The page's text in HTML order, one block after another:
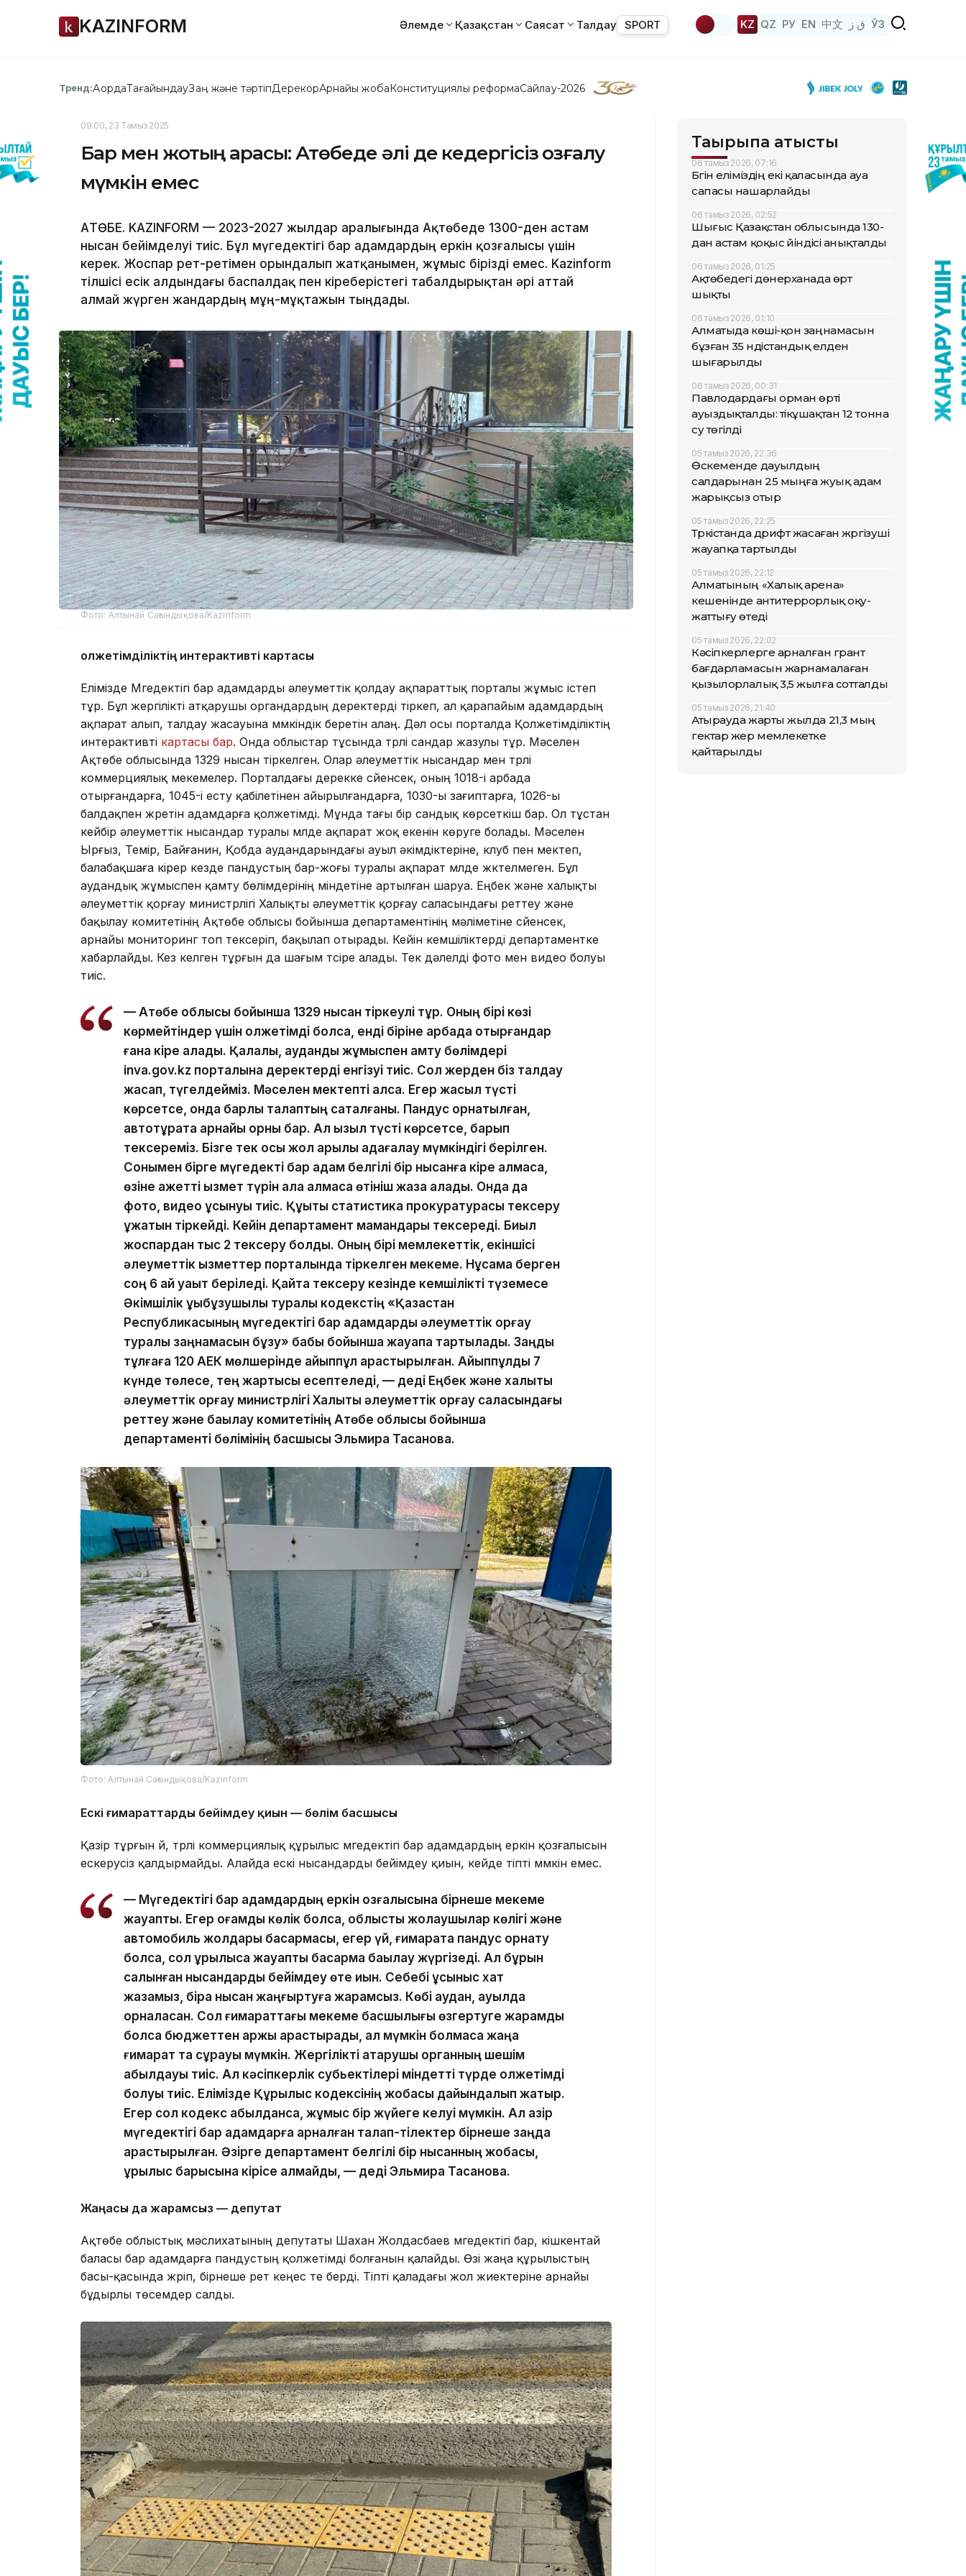
KAZINFORM Әлемде Қазақстан Саясат Талдау SPORT KZ QZ РУ EN 中文 ق ز ЎЗ
Тренд:АқордаТағайындауЗаң және тәртіпДерекқорАрнайы жобаКонституциялық реформаСайлау-2026
09:00, 23 Тамыз 2025
Бар мен жоқтың арасы: Ақтөбеде әлі де кедергісіз қозғалу
мүмкін емес
АҚТӨБЕ. KAZINFORM — 2023-2027 жылдар аралығында Ақтөбеде 1300-ден астам
нысан бейімделуі тиіс. Бұл мүгедектігі бар адамдардың еркін қозғалысы үшін
керек. Жоспар рет-ретімен орындалып жатқанымен, жұмыс бірізді емес. Kazinform
тілшісі есік алдындағы баспалдақ пен кіреберістегі табалдырықтан әрі аттай
алмай жүрген жандардың мұң-мұқтажын тыңдады.
Фото: Алтынай Сағындықова/Kazinform
Қолжетімділіктің интерактивті картасы
Елімізде Мүгедектігі бар адамдарды әлеуметтік қолдау ақпараттық порталы жұмыс істеп
тұр. Бұл жергілікті атқарушы органдардың деректерді тіркеп, ал қарапайым адамдардың
ақпарат алып, талдау жасауына мүмкіндік беретін алаң. Дәл осы порталда Қолжетімділіктің
интерактивті картасы бар. Онда облыстар тұсында түрлі сандар жазулы тұр. Мәселен
Ақтөбе облысында 1329 нысан тіркелген. Олар әлеуметтік нысандар мен түрлі
коммерциялық мекемелер. Порталдағы дерекке сүйенсек, оның 1018-і арбада
отырғандарға, 1045-і есту қабілетінен айырылғандарға, 1030-ы зағиптарға, 1026-ы
балдақпен жүретін адамдарға қолжетімді. Мұнда тағы бір сандық көрсеткіш бар. Ол тұстан
кейбір әлеуметтік нысандар туралы мүлде ақпарат жоқ екенін көруге болады. Мәселен
Ырғыз, Темір, Байғанин, Қобда аудандарындағы ауыл әкімдіктеріне, клуб пен мектеп,
балабақшаға кірер кезде пандустың бар-жоғы туралы ақпарат мүлде жүктелмеген. Бұл
аудандық жұмыспен қамту бөлімдерінің міндетіне артылған шаруа. Еңбек және халықты
әлеуметтік қорғау министрлігі Халықты әлеуметтік қорғау саласындағы реттеу және
бақылау комитетінің Ақтөбе облысы бойынша департаментінің мәліметіне сүйенсек,
арнайы мониторинг топ тексеріп, бақылап отырады. Кейін кемшіліктерді департаментке
хабарлайды. Кез келген тұрғын да шағым түсіре алады. Тек дәлелді фото мен видео болуы
тиіс.
— Ақтөбе облысы бойынша 1329 нысан тіркеулі тұр. Оның бірі көзі
көрмейтіндер үшін қолжетімді болса, енді біріне арбада отырғандар
ғана кіре алады. Қалалық, аудандық жұмыспен қамту бөлімдері
inva.gov.kz порталына деректерді енгізуі тиіс. Сол жерден біз талдау
жасап, түгелдейміз. Мәселен мектепті алсақ. Егер жасыл түсті
көрсетсе, онда барлық талаптың сақталғаны. Пандус орнатылған,
автотұрақта арнайы орны бар. Ал қызыл түсті көрсетсе, барып
тексереміз. Бізге тек осы жол арқылы қадағалау мүмкіндігі берілген.
Сонымен бірге мүгедекті бар адам белгілі бір нысанға кіре алмаса,
өзіне қажетті қызмет түрін ала алмаса өтініш жаза алады. Онда да
фото, видео ұсынуы тиіс. Құқықтық статистика прокуратурасы тексеру
құжатын тіркейді. Кейін департамент мамандары тексереді. Биыл
жоспардан тыс 2 тексеру болды. Оның бірі мемлекеттік, екіншісі
әлеуметтік қызметтер порталында тіркелген мекеме. Нұсқама берген
соң 6 ай уақыт беріледі. Қайта тексеру кезінде кемшілікті түземесе
Әкімшілік құқықбұзушылық туралы кодекстің «Қазақстан
Республикасының мүгедектігі бар адамдарды әлеуметтік қорғау
туралы заңнамасын бұзу» бабы бойынша жауапқа тартылады. Заңды
тұлғаға 120 АЕК мөлшерінде айыппұл қарастырылған. Айыппұлды 7
күнде төлесе, тең жартысы есептеледі, — деді Еңбек және халықты
әлеуметтік қорғау министрлігі Халықты әлеуметтік қорғау саласындағы
реттеу және бақылау комитетінің Ақтөбе облысы бойынша
департаменті бөлімінің басшысы Эльмира Тасанова.
Фото: Алтынай Сағындықова/Kazinform
Ескі ғимараттарды бейімдеу қиын — бөлім басшысы
Қазір тұрғын үй, түрлі коммерциялық құрылыс мүгедектігі бар адамдардың еркін қозғалысын
ескерусіз қалдырмайды. Алайда ескі нысандарды бейімдеу қиын, кейде тіпті мүмкін емес.
— Мүгедектігі бар адамдардың еркін қозғалысына бірнеше мекеме
жауапты. Егер қоғамдық көлік болса, облыстық жолаушылар көлігі және
автомобиль жолдары басқармасы, егер үй, ғимаратқа пандус орнату
болса, сол құрылысқа жауапты басқарма бақылау жүргізеді. Ал бұрын
салынған нысандарды бейімдеу өте қиын. Себебі ұсыныс хат
жазамыз, бірақ нысан жаңғыртуға жарамсыз. Көбі аудан, ауылда
орналасқан. Сол ғимараттағы мекеме басшылығы өзгертуге жарамды
болса бюджеттен қаржы қарастырады, ал мүмкін болмаса жаңа
ғимарат та сұрауы мүмкін. Жергілікті атқарушы органның шешім
қабылдауы тиіс. Ал кәсіпкерлік субьектілері міндетті түрде қолжетімді
болуы тиіс. Елімізде Құрылыс кодексінің жобасы дайындалып жатыр.
Егер сол кодекс қабылданса, жұмыс бір жүйеге келуі мүмкін. Ал қазір
мүгедектігі бар адамдарға арналған талап-тілектер бірнеше заңда
қарастырылған. Әзірге департамент белгілі бір нысанның жобасы,
құрылыс барысына кірісе алмайды, — деді Эльмира Тасанова.
Жаңасы да жарамсыз — депутат
Ақтөбе облыстық мәслихатының депутаты Шахан Жолдасбаев мүгедектігі бар, кішкентай
баласы бар адамдарға пандустың қолжетімді болғанын қалайды. Өзі жаңа құрылыстың
басы-қасында жүріп, бірнеше рет кеңес те берді. Тіпті қаладағы жол жиектеріне арнайы
бұдырлы төсемдер салды.
Тақырыпқа қатысты
06 тамыз 2026, 07:16
Бүгін еліміздің екі қаласында ауа
сапасы нашарлайды
06 тамыз 2026, 02:52
Шығыс Қазақстан облысында 130-
дан астам қоқыс үйіндісі анықталды
06 тамыз 2026, 01:25
Ақтөбедегі дөнерханада өрт
шықты
06 тамыз 2026, 01:10
Алматыда көші-қон заңнамасын
бұзған 35 үндістандық елден
шығарылды
06 тамыз 2026, 00:31
Павлодардағы орман өрті
ауыздықталды: тікұшақтан 12 тонна
су төгілді
05 тамыз 2026, 22:36
Өскеменде дауылдың
салдарынан 25 мыңға жуық адам
жарықсыз отыр
05 тамыз 2026, 22:25
Түркістанда дрифт жасаған жүргізуші
жауапқа тартылды
05 тамыз 2026, 22:12
Алматының «Халық арена»
кешенінде антитеррорлық оқу-
жаттығу өтеді
05 тамыз 2026, 22:02
Кәсіпкерлерге арналған грант
бағдарламасын жарнамалаған
қызылорлалық 3,5 жылға сотталды
05 тамыз 2026, 21:40
Атырауда жарты жылда 21,3 мың
гектар жер мемлекетке
қайтарылды